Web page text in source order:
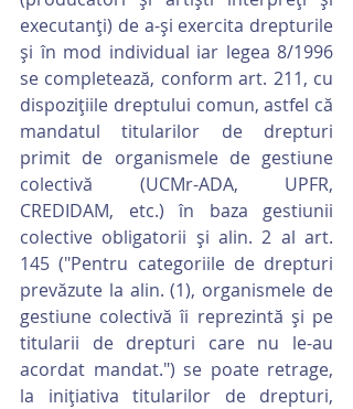
executanți) de a-și exercita drepturile
și în mod individual iar legea 8/1996
se completează, conform art. 211, cu
dispozițiile dreptului comun, astfel că
mandatul titularilor de drepturi
primit de organismele de gestiune
colectivă (UCMr-ADA, UPFR,
CREDIDAM, etc.) în baza gestiunii
colective obligatorii și alin. 2 al art.
145 ("Pentru categoriile de drepturi
prevăzute la alin. (1), organismele de
gestiune colectivă îi reprezintă și pe
titularii de drepturi care nu le-au
acordat mandat.") se poate retrage,
la inițiativa titularilor de drepturi,